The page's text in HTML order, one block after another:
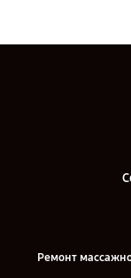
Ремонт